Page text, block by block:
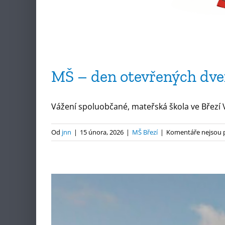
MŠ – den otevřených
Vážení spoluobčané, mateřská škola ve Březí
Od jnn | 15 února, 2026 | MŠ Březí | Komentáře nejsou